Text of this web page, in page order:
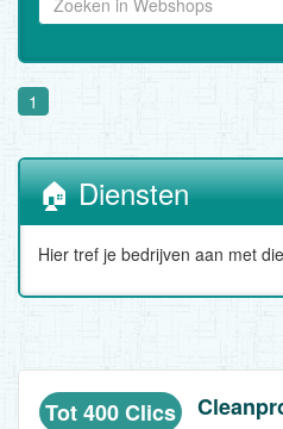
1
🏠 Diensten
Hier tref je bedrijven aan met
Tot 400 Clics